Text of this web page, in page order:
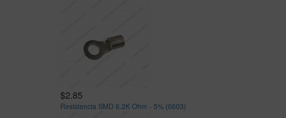
$2.85
Resistencia SMD 6.2K Ohm - 5% (0603)